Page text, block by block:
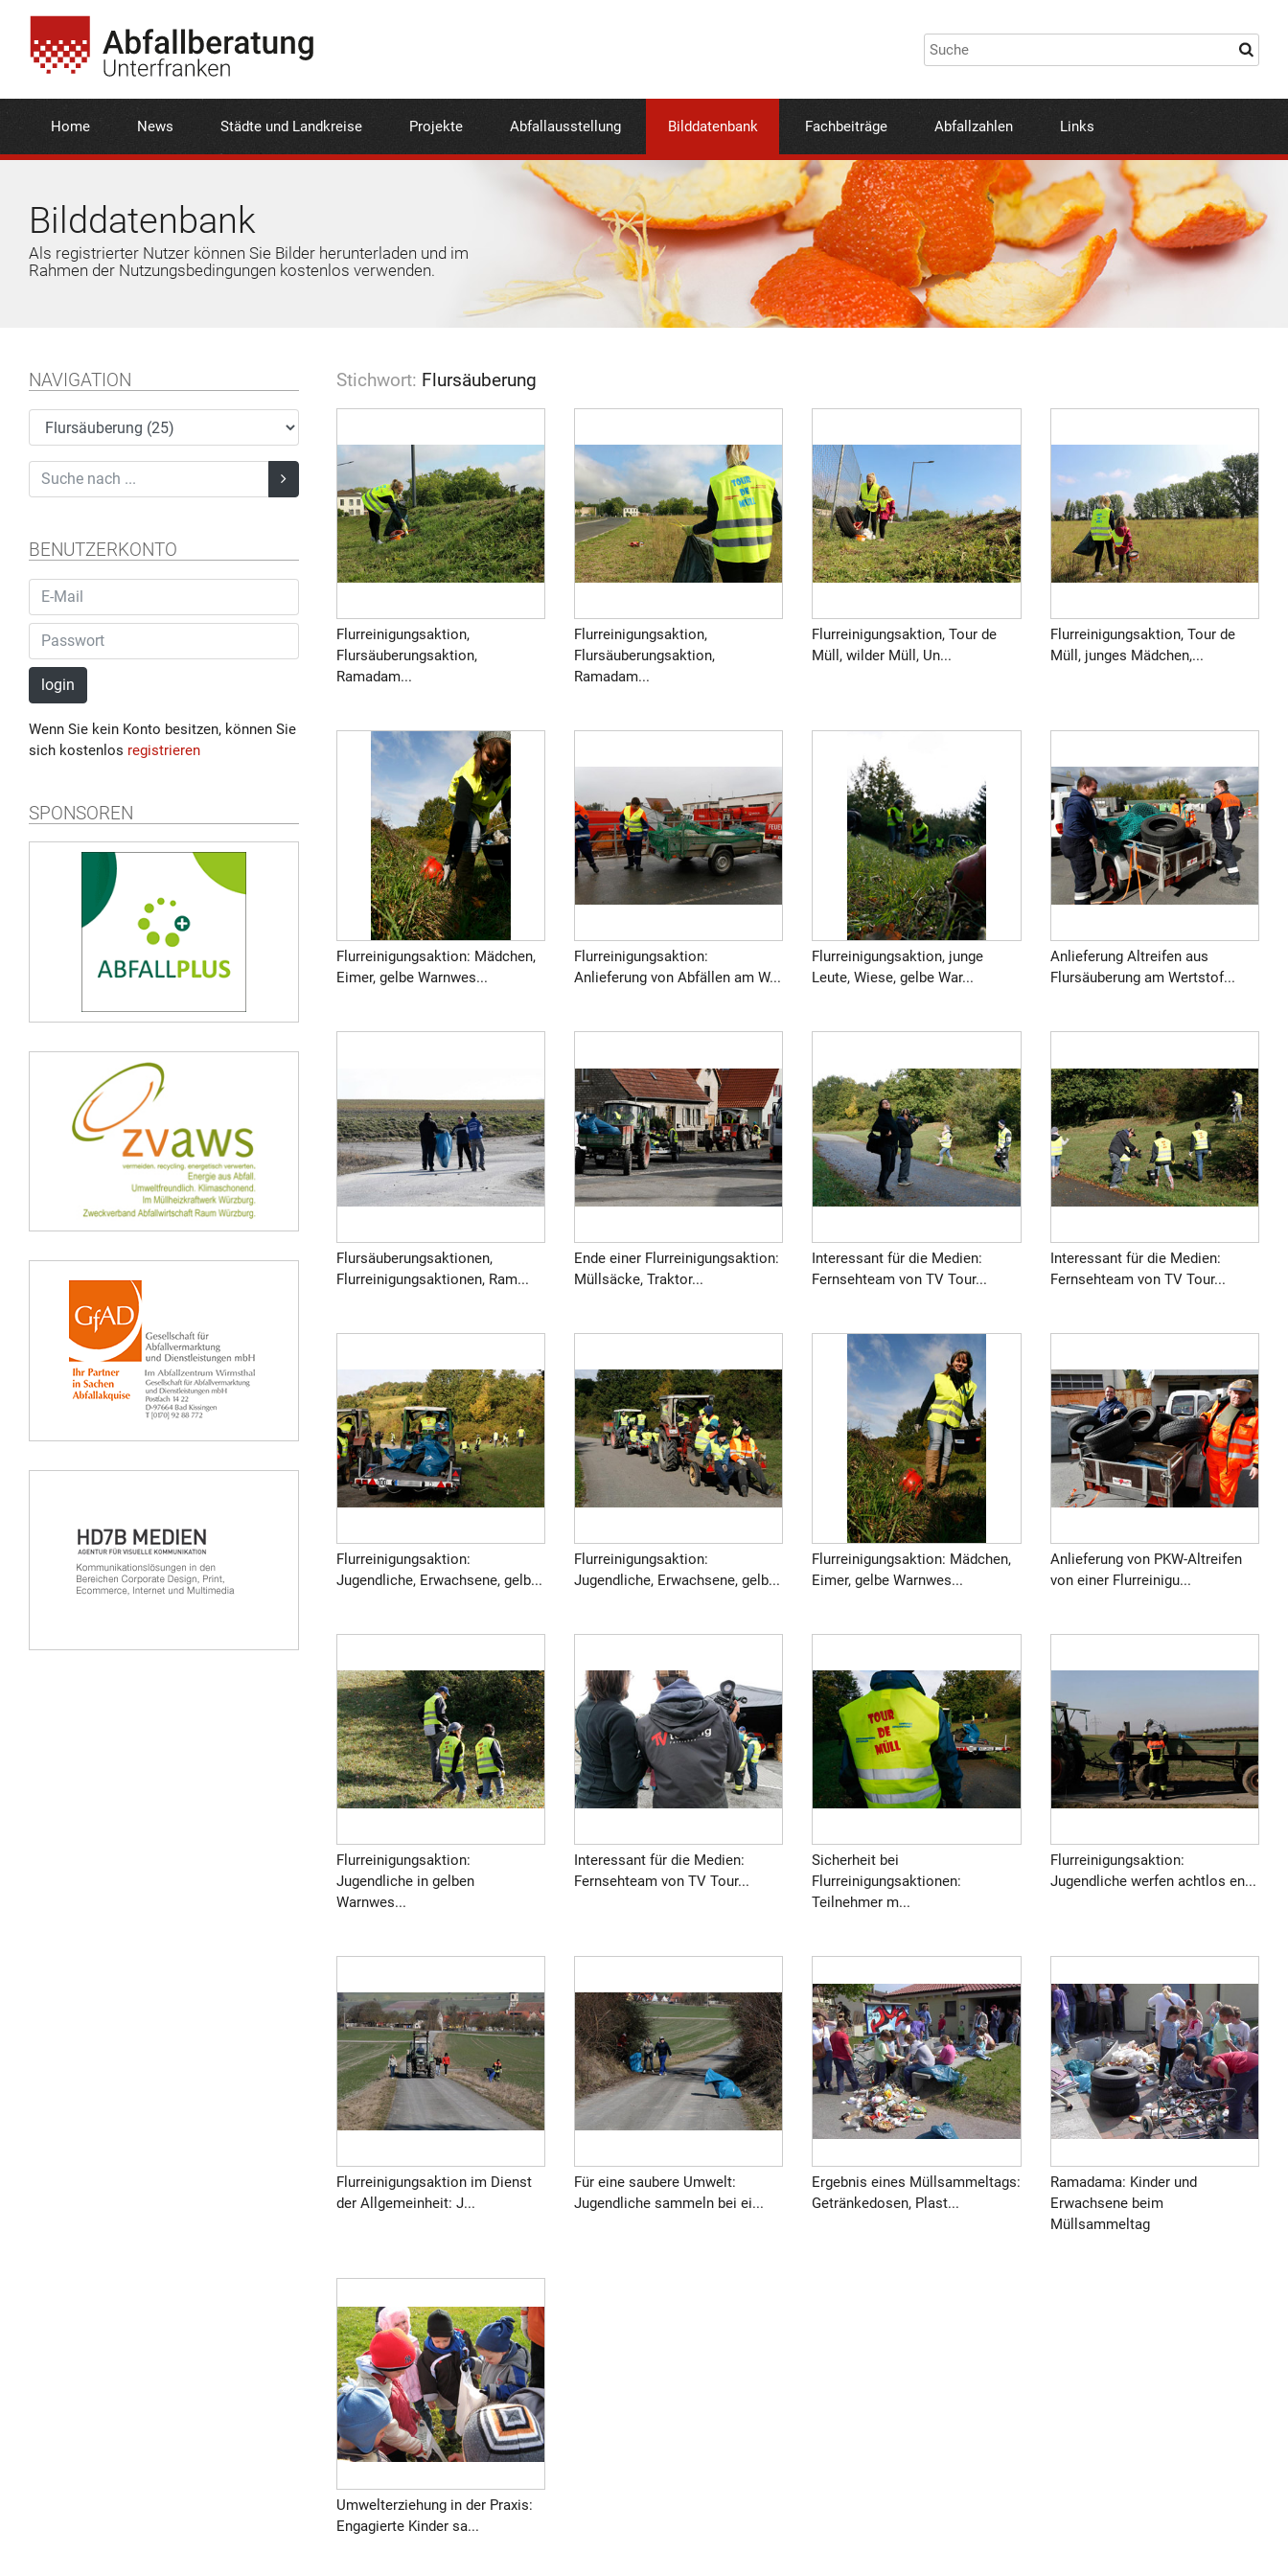
Home News Städte und Landkreise Projekte Abfallausstellung Bilddatenbank Fachbeiträge Abfallzahlen Links
Bilddatenbank
Als registrierter Nutzer können Sie Bilder herunterladen und im
Rahmen der Nutzungsbedingungen kostenlos verwenden.
NAVIGATION
BENUTZERKONTO
login
Wenn Sie kein Konto besitzen, können Sie
sich kostenlos registrieren
SPONSOREN
Stichwort: Flursäuberung
Flurreinigungsaktion,
Flursäuberungsaktion,
Ramadam...
Flurreinigungsaktion,
Flursäuberungsaktion,
Ramadam...
Flurreinigungsaktion, Tour de
Müll, wilder Müll, Un...
Flurreinigungsaktion, Tour de
Müll, junges Mädchen,...
Flurreinigungsaktion: Mädchen,
Eimer, gelbe Warnwes...
Flurreinigungsaktion:
Anlieferung von Abfällen am W...
Flurreinigungsaktion, junge
Leute, Wiese, gelbe War...
Anlieferung Altreifen aus
Flursäuberung am Wertstof...
Flursäuberungsaktionen,
Flurreinigungsaktionen, Ram...
Ende einer Flurreinigungsaktion:
Müllsäcke, Traktor...
Interessant für die Medien:
Fernsehteam von TV Tour...
Interessant für die Medien:
Fernsehteam von TV Tour...
Flurreinigungsaktion:
Jugendliche, Erwachsene, gelb...
Flurreinigungsaktion:
Jugendliche, Erwachsene, gelb...
Flurreinigungsaktion: Mädchen,
Eimer, gelbe Warnwes...
Anlieferung von PKW-Altreifen
von einer Flurreinigu...
Flurreinigungsaktion:
Jugendliche in gelben
Warnwes...
Interessant für die Medien:
Fernsehteam von TV Tour...
Sicherheit bei
Flurreinigungsaktionen:
Teilnehmer m...
Flurreinigungsaktion:
Jugendliche werfen achtlos en...
Flurreinigungsaktion im Dienst
der Allgemeinheit: J...
Für eine saubere Umwelt:
Jugendliche sammeln bei ei...
Ergebnis eines Müllsammeltags:
Getränkedosen, Plast...
Ramadama: Kinder und
Erwachsene beim
Müllsammeltag
Umwelterziehung in der Praxis:
Engagierte Kinder sa...